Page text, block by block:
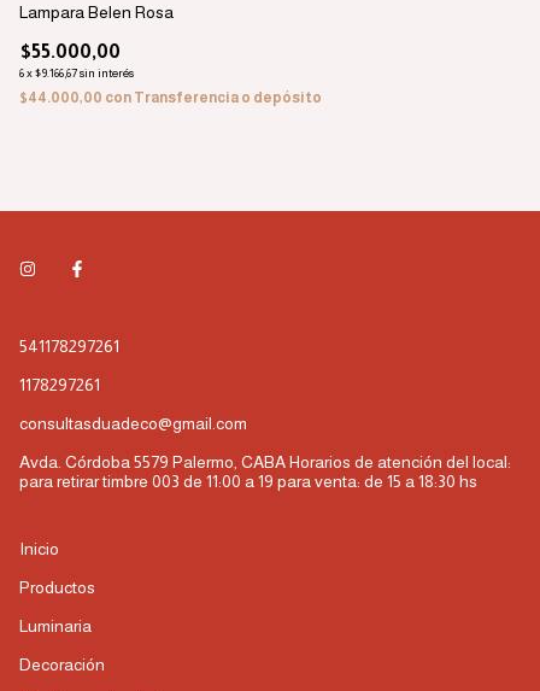
Lampara Belen Rosa
$55.000,00
6x$9.166,67sin interés
$44.000,00 con Transferencia o depósito
541178297261
1178297261
consultasduadeco@gmail.com
Avda. Córdoba 5579 Palermo, CABA Horarios de atención del local:
para retirar timbre 003 de 11:00 a 19 para venta: de 15 a 18:30 hs
Inicio
Productos
Luminaria
Decoración